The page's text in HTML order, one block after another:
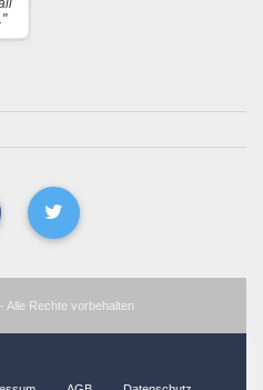
Alle Rechte vorbehalten